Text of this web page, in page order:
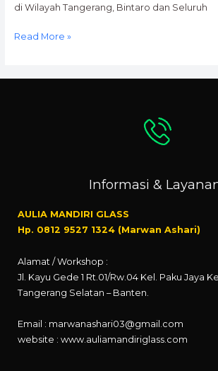
di Wilayah Tangerang, Bintaro dan Seluruh
Read More »
Informasi &
AULIA MANDIRI GLASS
Hp. 0812 9527 1324 (Marwan Ashari)
Alamat / Workshop :
Jl. Kayu Gede 1 Rt.01/Rw.04 Kel. Paku Jaya
Tangerang Selatan – Banten.
Email : marwanashari03@gmail.com
website : www.auliamandiriglass.com